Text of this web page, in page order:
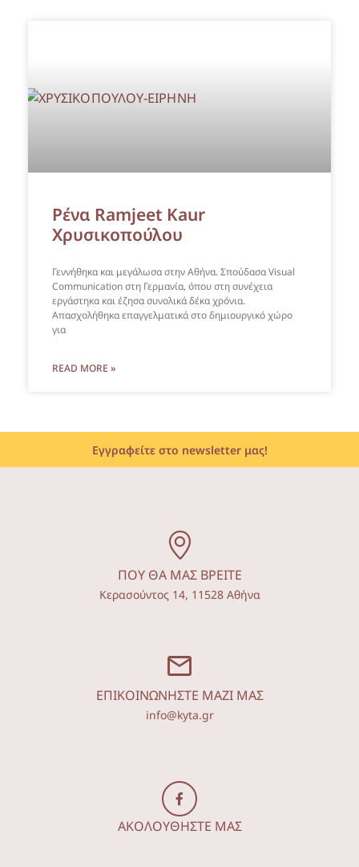
Ρένα Ramjeet Kaur
Χρυσικοπούλου
Γεννήθηκα και μεγάλωσα στην Αθήνα. Σπούδασα Visual
Communication στη Γερμανία, όπου στη συνέχεια
εργάστηκα και έζησα συνολικά δέκα χρόνια.
Απασχολήθηκα επαγγελματικά στο δημιουργικό χώρο
για
READ MORE »
Εγγραφείτε στο newsletter μας!
ΠΟΥ ΘΑ ΜΑΣ ΒΡΕΙΤΕ
Κερασούντος 14, 11528 Αθήνα
ΑΚΟΛΟΥΘΗΣΤΕ ΜΑΣ
ΕΠΙΚΟΙΝΩΝΗΣΤΕ ΜΑΖΙ ΜΑΣ
info@kyta.gr